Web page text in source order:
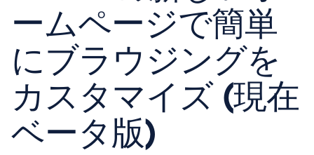
ームページで簡単
にブラウジングを
カスタマイズ (現在
ベータ版)